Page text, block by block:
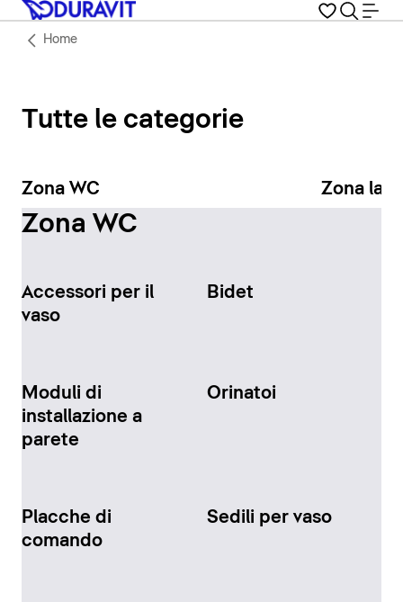
Home
Tutte le categorie
Zona WC Zona
Zona WC
Accessori per il
vaso
Bidet
Moduli di
installazione a
parete
Orinatoi
Placche di
comando
Sedili per vaso